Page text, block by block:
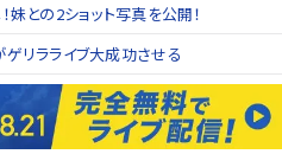
妹との2ショット写真を公開！
ゲリラライブ大成功させる